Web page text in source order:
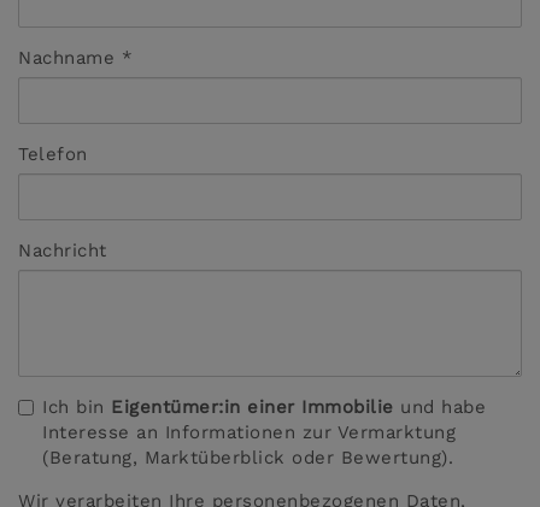
Nachname
Telefon
Nachricht
Ich bin Eigentümer:in einer Immobilie und habe
Interesse an Informationen zur Vermarktung
(Beratung, Marktüberblick oder Bewertung).
Wir verarbeiten Ihre personenbezogenen Daten,